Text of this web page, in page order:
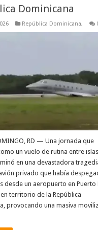
Dominicana
República Dominicana,
RD — Una jornada que
un vuelo de rutina entre islas
en una devastadora
privado que había
desde un aeropuerto en Puerto
territorio de la República
provocando una masiva